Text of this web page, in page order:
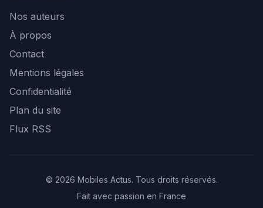
Nos auteurs
À propos
Contact
Mentions légales
Confidentialité
Plan du site
Flux RSS
© 2026 Mobiles Actus. Tous droits réservés.
Fait avec passion en France